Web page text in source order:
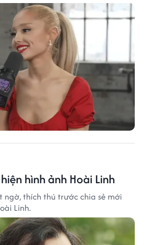
hình ảnh Hoài Linh
ngờ, thích thú trước chia sẻ mới
Linh.